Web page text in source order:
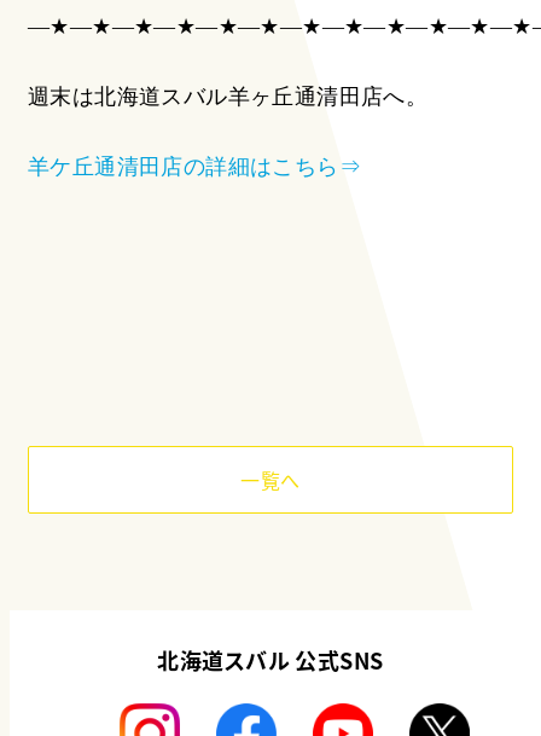
週末は北海道スバル羊ヶ丘通清田店へ。
羊ケ丘通清田店の詳細はこちら⇒
一覧へ
北海道スバル 公式SNS